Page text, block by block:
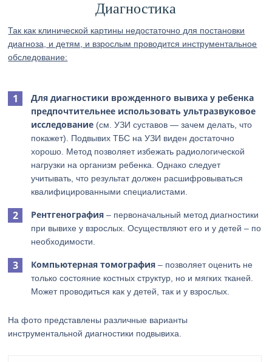
Диагностика
Так как клинической картины недостаточно для постановки
диагноза, и детям, и взрослым проводится инструментальное
обследование:
Для диагностики врожденного вывиха у ребенка
предпочтительнее использовать ультразвуковое
исследование (см. УЗИ суставов — зачем делать, что
покажет). Подвывих ТБС на УЗИ виден достаточно
хорошо. Метод позволяет избежать радиологической
нагрузки на организм ребенка. Однако следует
учитывать, что результат должен расшифровываться
квалифицированными специалистами.
Рентгенография – первоначальный метод диагностики
при вывихе у взрослых. Осуществляют его и у детей – по
необходимости.
Компьютерная томография – позволяет оценить не
только состояние костных структур, но и мягких тканей.
Может проводиться как у детей, так и у взрослых.
На фото представлены различные варианты
инструментальной диагностики подвывиха.